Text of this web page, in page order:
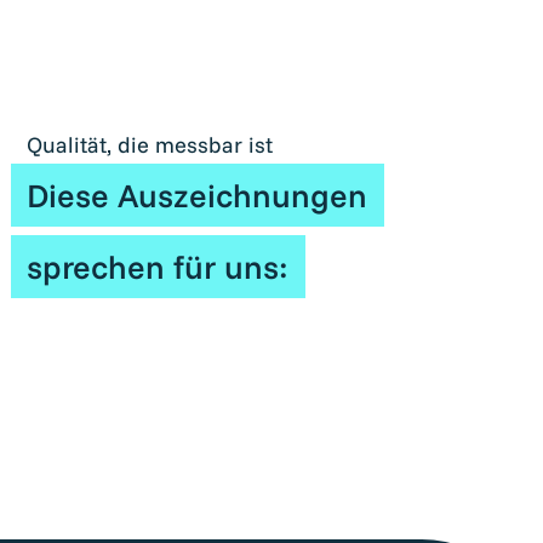
Qualität, die messbar ist
Diese Auszeichnungen
sprechen für uns: